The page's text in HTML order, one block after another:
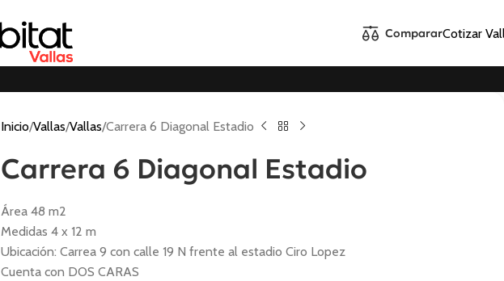
CompararCotizar
Inicio Vallas Vallas Carrera 6 Diagonal Estadio
Carrera 6 Diagonal Estadio
Área 48 m2
Medidas 4 x 12 m
Ubicación: Carrea 9 con calle 19 N frente al estadio Ciro Lopez
Cuenta con DOS CARAS